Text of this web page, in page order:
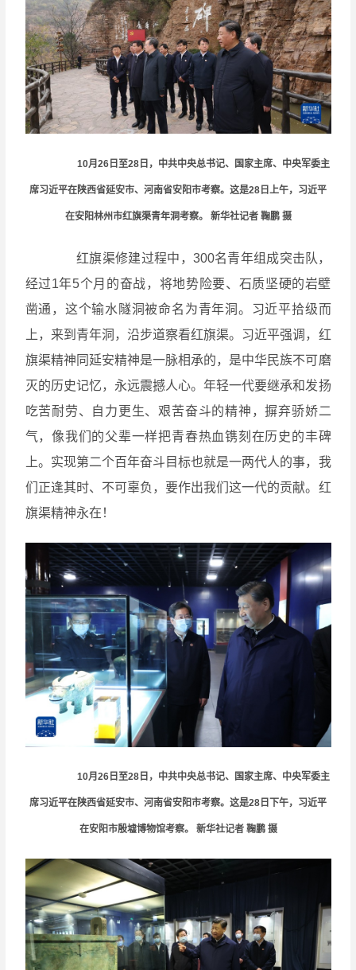
10月26日至28日，中共中央总书记、国家主席、中央军委主
席习近平在陕西省延安市、河南省安阳市考察。这是28日上午，习近平
在安阳林州市红旗渠青年洞考察。 新华社记者 鞠鹏 摄
红旗渠修建过程中，300名青年组成突击队，
经过1年5个月的奋战，将地势险要、石质坚硬的岩壁
凿通，这个输水隧洞被命名为青年洞。习近平拾级而
上，来到青年洞，沿步道察看红旗渠。习近平强调，红
旗渠精神同延安精神是一脉相承的，是中华民族不可磨
灭的历史记忆，永远震撼人心。年轻一代要继承和发扬
吃苦耐劳、自力更生、艰苦奋斗的精神，摒弃骄娇二
气，像我们的父辈一样把青春热血镌刻在历史的丰碑
上。实现第二个百年奋斗目标也就是一两代人的事，我
们正逢其时、不可辜负，要作出我们这一代的贡献。红
旗渠精神永在！
10月26日至28日，中共中央总书记、国家主席、中央军委主
席习近平在陕西省延安市、河南省安阳市考察。这是28日下午，习近平
在安阳市殷墟博物馆考察。 新华社记者 鞠鹏 摄